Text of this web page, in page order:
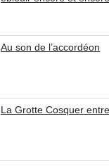
Au son de l’accordéon
La Grotte Cosquer